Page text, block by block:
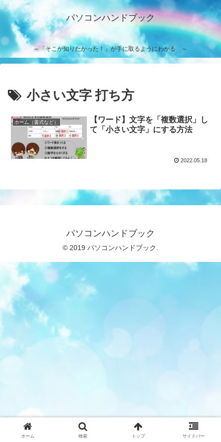
パソコンハンドブック
～「そこが知りたかった！」が手に取るようにわかる ～
小さい文字 打ち方
ホーム（書式など）
【ワード】文字を「複数選択」し
て「小さい文字」にする方法
2022.05.18
パソコンハンドブック
© 2019 パソコンハンドブック.
ホーム 検索 トップ サイドバー